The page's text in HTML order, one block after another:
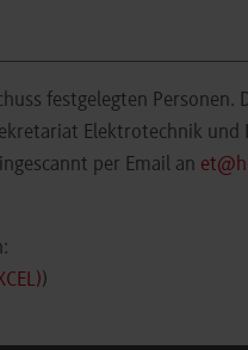
festgelegten Personen.
Elektrotechnik
per Email an
)